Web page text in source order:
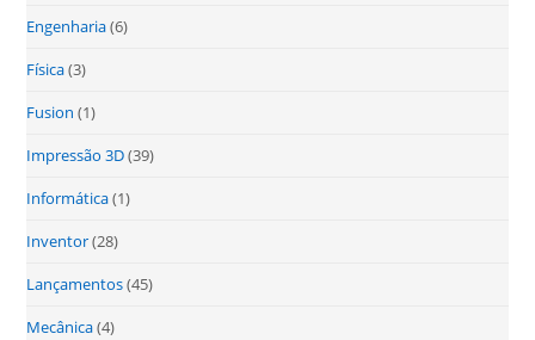
Engenharia(6)
Física(3)
Fusion (1)
Impressão 3D(39)
Informática(1)
Inventor(28)
Lançamentos(45)
Mecânica(4)